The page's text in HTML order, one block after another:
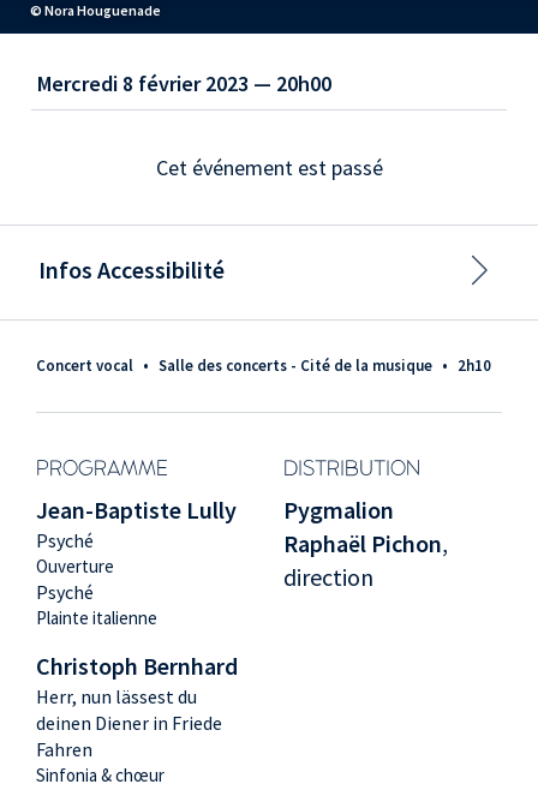
© Nora Houguenade
Concert vocal • Salle des concerts - Cité de la musique • 2h10
PROGRAMME DISTRIBUTION
Jean-Baptiste Lully
Psyché
Ouverture
Psyché
Plainte italienne
Christoph Bernhard
Herr, nun lässest du
deinen Diener in Friede
Fahren
Sinfonia & chœur
Pygmalion
Raphaël Pichon,
direction
Mercredi 8 février 2023 — 20h00
Cet événement est passé
Infos Accessibilité